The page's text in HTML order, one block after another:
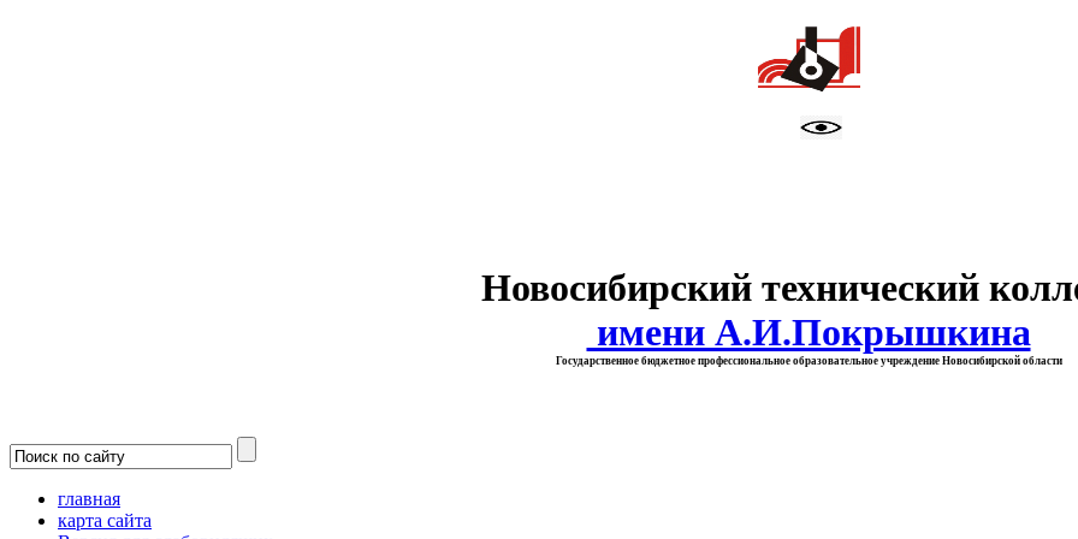
Новосибирский технический
имени А.И.Покрышкина
Государственное бюджетное профессиональное образовательное учреждение Новосибирской области
главная
карта сайта